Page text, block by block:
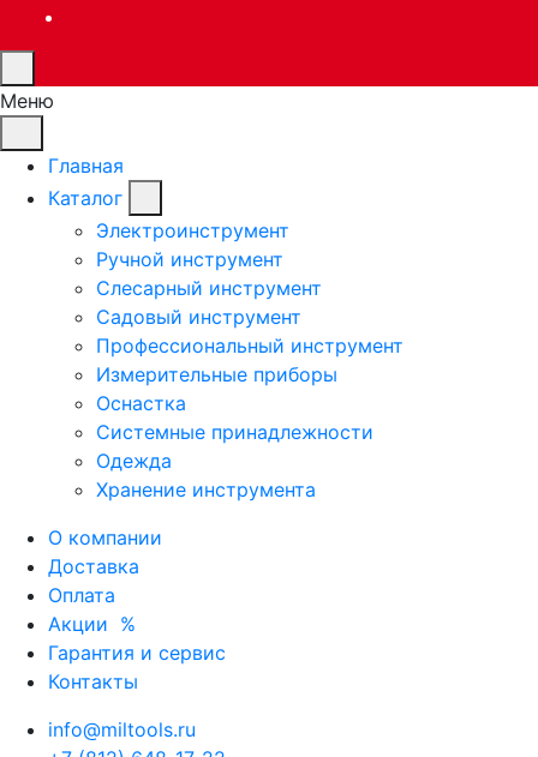
Меню
Главная
Каталог
Электроинструмент
Ручной инструмент
Слесарный инструмент
Садовый инструмент
Профессиональный инструмент
Измерительные приборы
Оснастка
Системные принадлежности
Одежда
Хранение инструмента
О компании
Доставка
Оплата
Акции %
Гарантия и сервис
Контакты
info@miltools.ru